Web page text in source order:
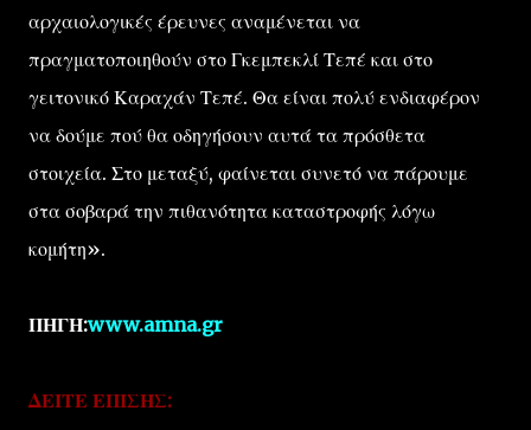
αρχαιολογικές έρευνες αναμένεται να
πραγματοποιηθούν στο Γκεμπεκλί Τεπέ και στο
γειτονικό Καραχάν Τεπέ. Θα είναι πολύ ενδιαφέρον
να δούμε πού θα οδηγήσουν αυτά τα πρόσθετα
στοιχεία. Στο μεταξύ, φαίνεται συνετό να πάρουμε
στα σοβαρά την πιθανότητα καταστροφής λόγω
κομήτη».
ΠΗΓΗ:www.amna.gr
ΔΕΙΤΕ ΕΠΙΣΗΣ: